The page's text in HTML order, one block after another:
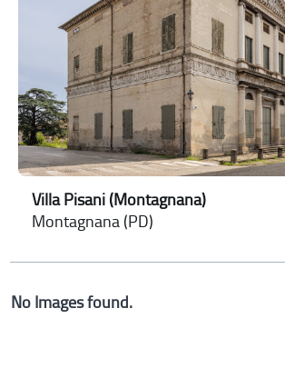
Villa Pisani (Montagnana)
Montagnana (PD)
No Images found.